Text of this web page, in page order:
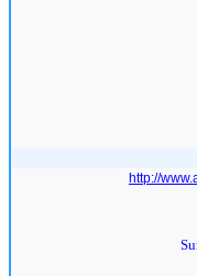
http://